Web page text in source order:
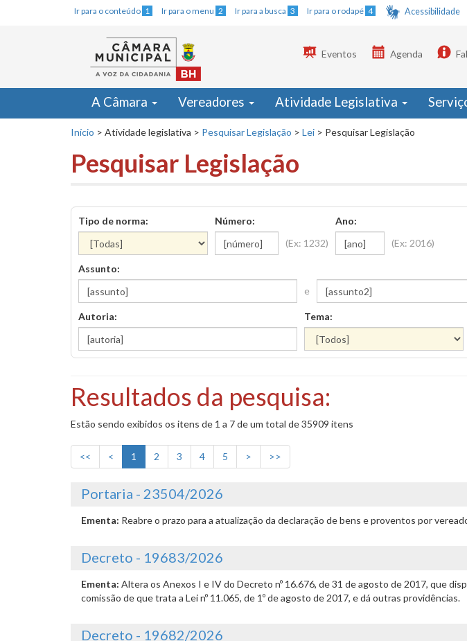
Ir para o conteúdo 1 Ir para o menu 2 Ir para a busca 3 Ir para o rodapé 4 Acessibilidade
Eventos Agenda
A Câmara Vereadores Atividade Legislativa
Início > Atividade legislativa > Pesquisar Legislação > Lei > Pesquisar Legislação
Pesquisar Legislação
Tipo de norma:
Número:
(Ex: 1232)
Ano:
(Ex: 2016)
Assunto:
e
Autoria: Tema:
Resultados da pesquisa:
Estão sendo exibidos os itens de 1 a 7 de um total de 35909 itens
<< < 1 2 3 4 5 > >>
Portaria - 23504/2026
Ementa: Reabre o prazo para a atualização da declaração de bens e proventos por
Decreto - 19683/2026
Ementa: Altera os Anexos I e IV do Decreto nº 16.676, de 31 de agosto de 2017, que
comissão de que trata a Lei nº 11.065, de 1º de agosto de 2017, e dá outras providências.
Decreto - 19682/2026